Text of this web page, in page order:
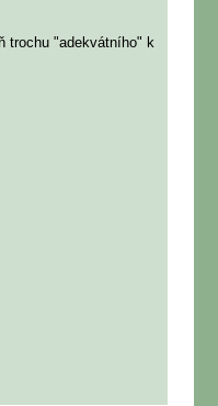
trochu "adekvátního" k